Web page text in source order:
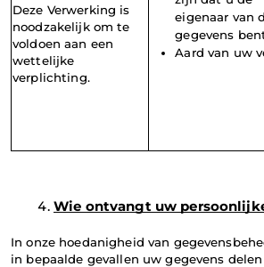
Deze Verwerking is
noodzakelijk om te
voldoen aan een
wettelijke
verplichting.
eigenaar van
gegevens
Aard van uw
Wie ontvangt uw
In onze hoedanigheid van
in bepaalde gevallen uw gegevens